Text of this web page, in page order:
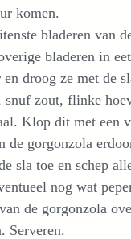
komen.
bladeren van
bladeren in
en droog ze met de
zout, flinke
Klop dit met een
de gorgonzola
sla toe en schep
nog wat
de gorgonzola
Serveren.